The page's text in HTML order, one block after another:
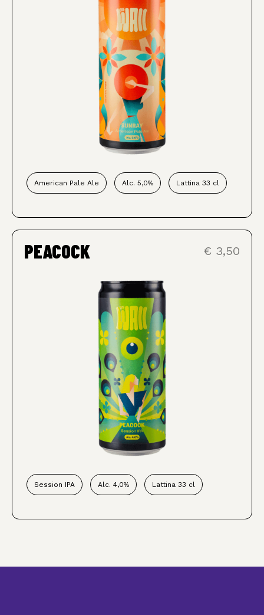
American Pale Ale Alc. 5,0% Lattina 33 cl
PEACOCK € 3,50
Session IPA Alc. 4,0% Lattina 33 cl